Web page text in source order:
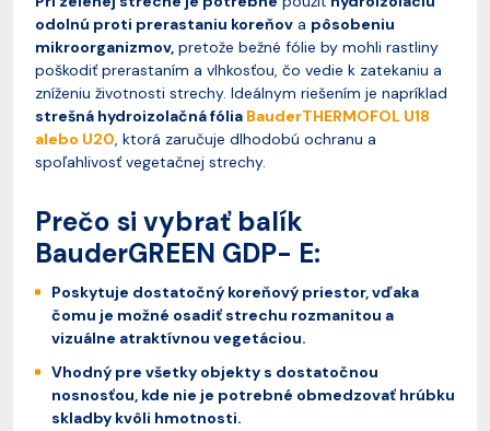
odolnú proti prerastaniu koreňov a pôsobeniu
mikroorganizmov, pretože bežné fólie by mohli rastliny
poškodiť prerastaním a vlhkosťou, čo vedie k zatekaniu a
zníženiu životnosti strechy. Ideálnym riešením je napríklad
strešná hydroizolačná fólia BauderTHERMOFOL U18
alebo U20, ktorá zaručuje dlhodobú ochranu a
spoľahlivosť vegetačnej strechy.
Prečo si vybrať balík
BauderGREEN GDP- E:
Poskytuje dostatočný koreňový priestor, vďaka
čomu je možné osadiť strechu rozmanitou a
vizuálne atraktívnou vegetáciou.
Vhodný pre všetky objekty s dostatočnou
nosnosťou, kde nie je potrebné obmedzovať hrúbku
skladby kvôli hmotnosti.